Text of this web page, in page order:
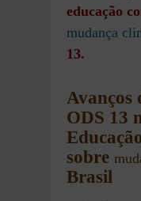
educação
mudança
13.
Avanços
ODS 13
sobre
Brasil